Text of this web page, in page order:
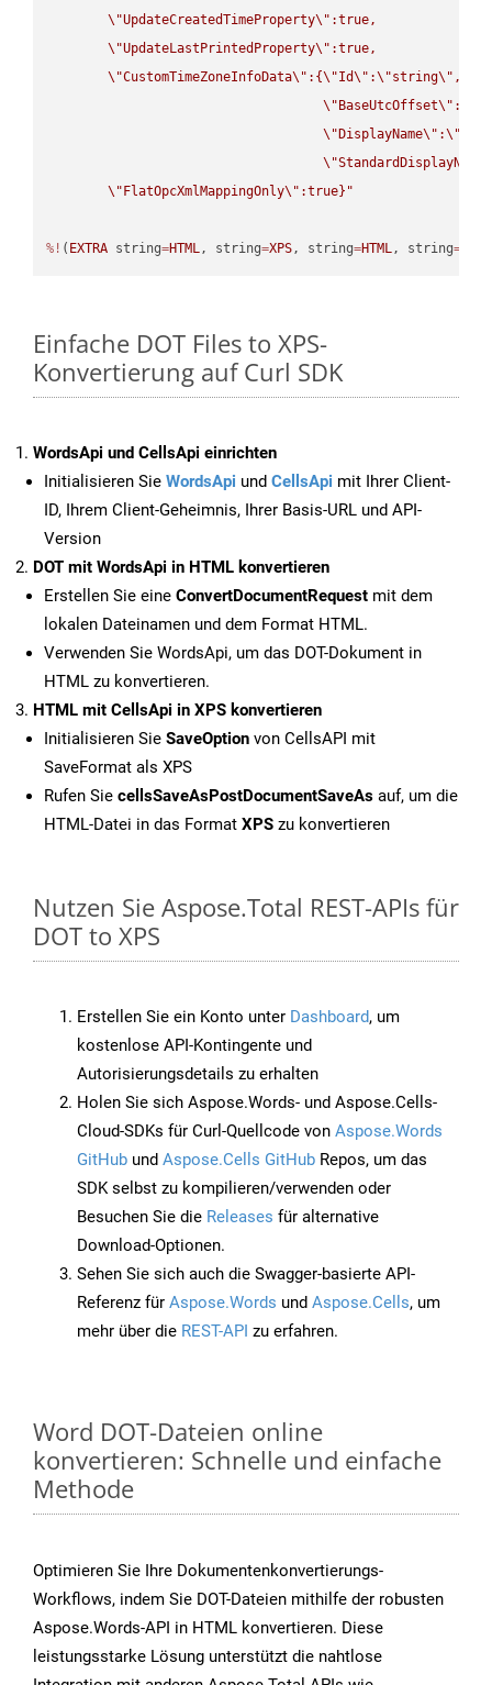
\"UpdateCreatedTimeProperty\" :true,
\"UpdateLastPrintedProperty\" :true,
\"CustomTimeZoneInfoData\" :{\"Id\" :\"string\" ,
\" BaseUtcOffset\" :
\" DisplayName\" :\"
\"StandardDisplayName
\" FlatOpcXmlMappingOnly\" :true}"
%! ( EXTRA string=HTML, string=XPS, string=HTML, string=
Einfache DOT Files to XPS-
Konvertierung auf Curl SDK
WordsApi und CellsApi einrichten
Initialisieren Sie WordsApi und CellsApi mit Ihrer Client-
ID, Ihrem Client-Geheimnis, Ihrer Basis-URL und API-
Version
DOT mit WordsApi in HTML konvertieren
Erstellen Sie eine ConvertDocumentRequest mit dem
lokalen Dateinamen und dem Format HTML.
Verwenden Sie WordsApi, um das DOT-Dokument in
HTML zu konvertieren.
HTML mit CellsApi in XPS konvertieren
Initialisieren Sie SaveOption von CellsAPI mit
SaveFormat als XPS
Rufen Sie cellsSaveAsPostDocumentSaveAs auf, um die
HTML-Datei in das Format XPS zu konvertieren
Nutzen Sie Aspose.Total REST-APIs für
DOT to XPS
Erstellen Sie ein Konto unter Dashboard, um
kostenlose API-Kontingente und
Autorisierungsdetails zu erhalten
Holen Sie sich Aspose.Words- und Aspose.Cells-
Cloud-SDKs für Curl-Quellcode von Aspose.Words
GitHub und Aspose.Cells GitHub Repos, um das
SDK selbst zu kompilieren/verwenden oder
Besuchen Sie die Releases für alternative
Download-Optionen.
Sehen Sie sich auch die Swagger-basierte API-
Referenz für Aspose.Words und Aspose.Cells, um
mehr über die REST-API zu erfahren.
Word DOT-Dateien online
konvertieren: Schnelle und einfache
Methode
Optimieren Sie Ihre Dokumentenkonvertierungs-
Workflows, indem Sie DOT-Dateien mithilfe der robusten
Aspose.Words-API in HTML konvertieren. Diese
leistungsstarke Lösung unterstützt die nahtlose